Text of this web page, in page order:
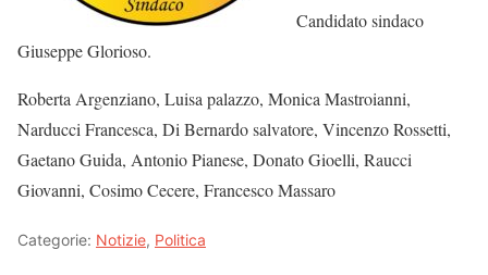
Candidato sindaco
Giuseppe Glorioso.
Roberta Argenziano, Luisa palazzo, Monica Mastroianni,
Narducci Francesca, Di Bernardo salvatore, Vincenzo Rossetti,
Gaetano Guida, Antonio Pianese, Donato Gioelli, Raucci
Giovanni, Cosimo Cecere, Francesco Massaro
Categorie: Notizie, Politica